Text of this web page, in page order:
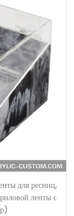
для ресниц,
ленты с